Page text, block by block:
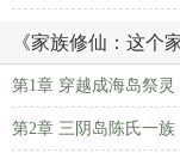
《家族修仙：这个
第1章 穿越成海岛祭灵
第2章 三阴岛陈氏一族